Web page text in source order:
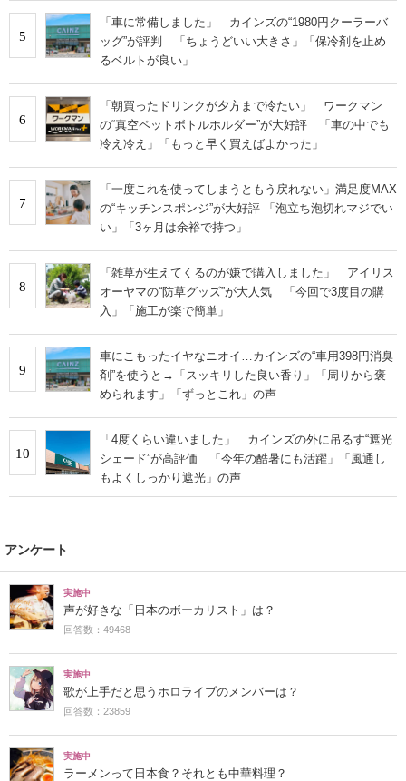
5
「車に常備しました」 カインズの“1980円クーラーバ
ッグ”が評判 「ちょうどいい大きさ」「保冷剤を止め
るベルトが良い」
6
「朝買ったドリンクが夕方まで冷たい」 ワークマン
の“真空ペットボトルホルダー”が大好評 「車の中でも
冷え冷え」「もっと早く買えばよかった」
7
「一度これを使ってしまうともう戻れない」満足度MAX
の“キッチンスポンジ”が大好評 「泡立ち泡切れマジでい
い」「3ヶ月は余裕で持つ」
8
「雑草が生えてくるのが嫌で購入しました」 アイリス
オーヤマの“防草グッズ”が大人気 「今回で3度目の購
入」「施工が楽で簡単」
9
車にこもったイヤなニオイ…カインズの“車用398円消臭
剤”を使うと→「スッキリした良い香り」「周りから褒
められます」「ずっとこれ」の声
10
「4度くらい違いました」 カインズの外に吊るす“遮光
シェード”が高評価 「今年の酷暑にも活躍」「風通し
もよくしっかり遮光」の声
アンケート
実施中
声が好きな「日本のボーカリスト」は？
回答数：49468
実施中
歌が上手だと思うホロライブのメンバーは？
回答数：23859
実施中
ラーメンって日本食？それとも中華料理？